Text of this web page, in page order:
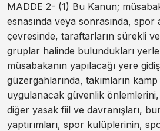
MADDE 2- (1) Bu Kanun;
esnasında veya sonrasında, spor
çevresinde, taraftarların sürekli
gruplar halinde bulundukları
müsabakanın yapılacağı yere
güzergahlarında, takımların
uygulanacak güvenlik
diğer yasak fiil ve davranışları,
yaptırımları, spor kulüplerinin,